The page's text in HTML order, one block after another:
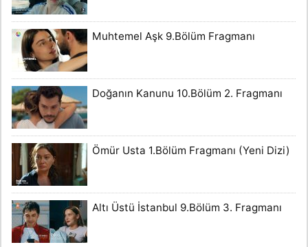
Muhtemel Aşk 9.Bölüm Fragmanı
Doğanın Kanunu 10.Bölüm 2. Fragmanı
Ömür Usta 1.Bölüm Fragmanı (Yeni Dizi)
Altı Üstü İstanbul 9.Bölüm 3. Fragmanı